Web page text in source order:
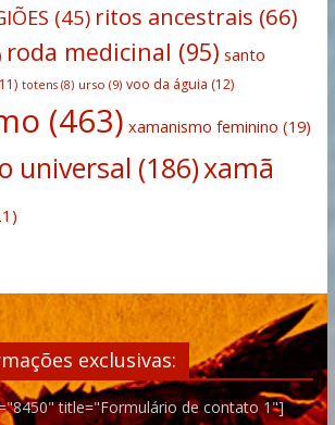
(45) ritos ancestrais (66)
roda medicinal (95) santo
totens(8) urso (9) voo da águia (12)
(463) xamanismo feminino (19)
universal (186)xamã
exclusivas:
title="Formulário de contato 1"]